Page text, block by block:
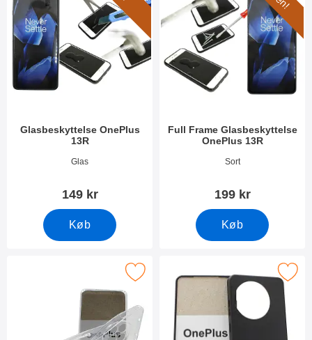
Glasbeskyttelse OnePlus
13R
Varenr 52609Glas
149 kr
Køb
Full Frame Glasbeskyttelse
OnePlus 13R
Varenr 52610Sort
199 kr
Køb
ultra Thin TPU Cover OnePlus 13R som favorit
Marker tPU Cover